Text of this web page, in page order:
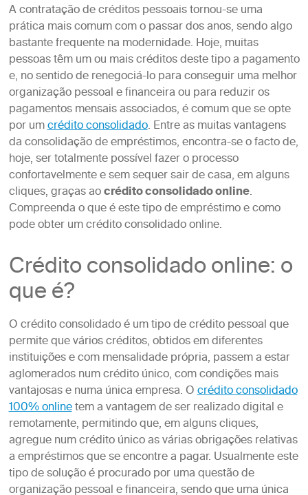
A contratação de créditos pessoais tornou-se uma
prática mais comum com o passar dos anos, sendo algo
bastante frequente na modernidade. Hoje, muitas
pessoas têm um ou mais créditos deste tipo a pagamento
e, no sentido de renegociá-lo para conseguir uma melhor
organização pessoal e financeira ou para reduzir os
pagamentos mensais associados, é comum que se opte
por umcrédito consolidado. Entre as muitas vantagens
da consolidação de empréstimos, encontra-se o facto de,
hoje, ser totalmente possível fazer o processo
confortavelmente e sem sequer sair de casa, em alguns
cliques, graças aocrédito consolidado online.
Compreenda o que é este tipo de empréstimo e como
pode obter um crédito consolidado online.
Crédito consolidado online: o
que é?
O crédito consolidado é um tipo de crédito pessoal que
permite que vários créditos, obtidos em diferentes
instituições e com mensalidade própria, passem a estar
aglomerados num crédito único, com condições mais
vantajosas e numa única empresa. Ocrédito consolidado
100% onlinetem a vantagem de ser realizado digital e
remotamente, permitindo que, em alguns cliques,
agregue num crédito único as várias obrigações relativas
a empréstimos que se encontre a pagar. Usualmente este
tipo de solução é procurado por uma questão de
organização pessoal e financeira, sendo que uma única